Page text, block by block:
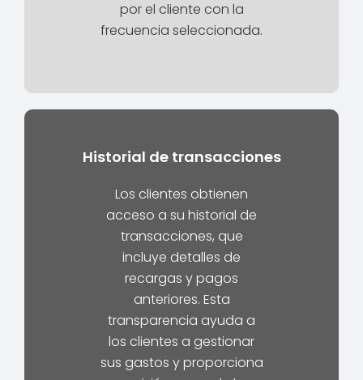
por el cliente con la
frecuencia seleccionada.
Historial de transacciones
Los clientes obtienen
acceso a su historial de
transacciones, que
incluye detalles de
recargas y pagos
anteriores. Esta
transparencia ayuda a
los clientes a gestionar
sus gastos y proporciona